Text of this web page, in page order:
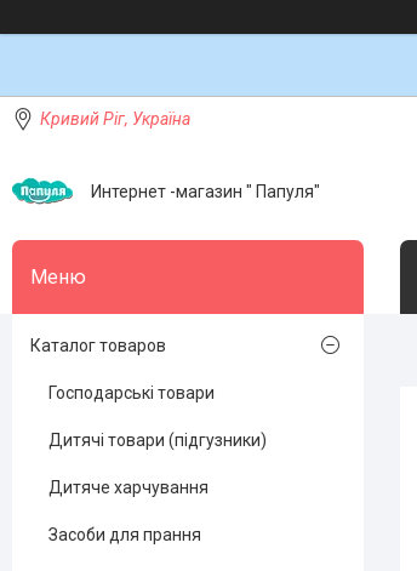
Кривий Ріг, Україна
Интернет -магазин " Папуля"
Каталог товаров
Господарські товари
Дитячі товари (підгузники)
Дитяче харчування
Засоби для прання